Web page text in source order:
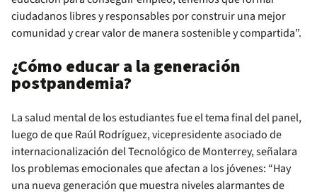
ciudadanos libres y responsables por construir una mejor
comunidad y crear valor de manera sostenible y compartida”.
¿Cómo educar a la generación
postpandemia?
La salud mental de los estudiantes fue el tema final del panel,
luego de que Raúl Rodríguez, vicepresidente asociado de
internacionalización del Tecnológico de Monterrey, señalara
los problemas emocionales que afectan a los jóvenes: “Hay
una nueva generación que muestra niveles alarmantes de